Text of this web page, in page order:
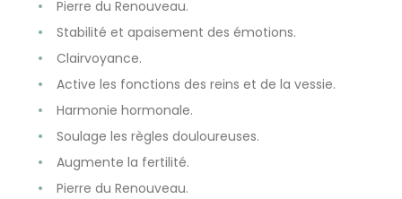
Pierre du Renouveau.
Stabilité et apaisement des émotions.
Clairvoyance.
Active les fonctions des reins et de la vessie.
Harmonie hormonale.
Soulage les règles douloureuses.
Augmente la fertilité.
Pierre du Renouveau.